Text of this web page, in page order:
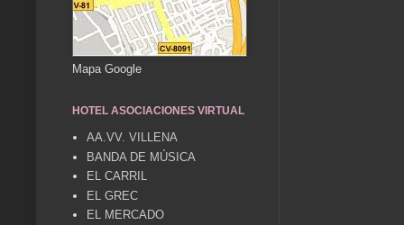
Mapa Google
HOTEL ASOCIACIONES VIRTUAL
AA.VV. VILLENA
BANDA DE MÚSICA
EL CARRIL
EL GREC
EL MERCADO